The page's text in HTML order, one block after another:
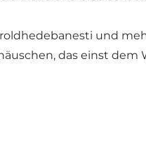
und
das einst